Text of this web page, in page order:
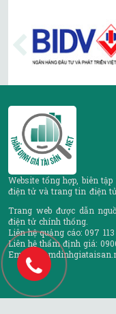
Website tổng hợp, biên
điện tử và trang tin điện
Trang web được dẫn
điện tử chính thống.
Liên hệ quảng cáo: 097
Liên hệ thẩm định giá:
Email: